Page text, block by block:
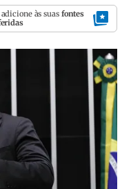
às suas fontes